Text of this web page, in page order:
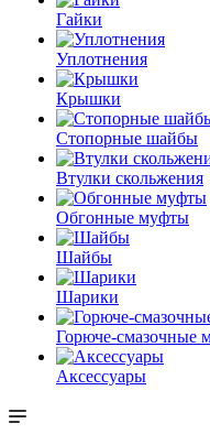
Гайки
Уплотнения
Крышки
Стопорные шайбы
Втулки скольжения
Обгонные муфты
Шайбы
Шарики
Горюче-смазочные
Аксессуары